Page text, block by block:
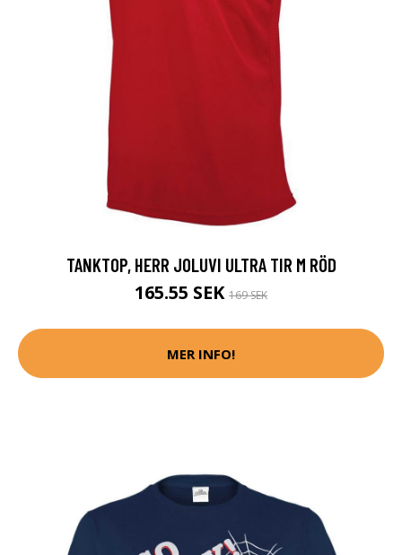
TANKTOP, HERR JOLUVI ULTRA TIR M RÖD
165.55 SEK 169 SEK
MER INFO!